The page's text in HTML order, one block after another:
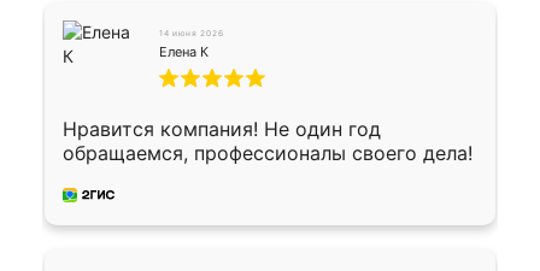
Окончательный расчет при получении.
Огромная благодарность водителю, помог
выгрузить. Получили коробку плитки на
Осталось дело за малым-монтировать)))
Подарили два больших вазона трапеция
из архитектурного бетона-красота.
14 июня 2026
Елена К
Нравится компания! Не один год
обращаемся, профессионалы своего дела!